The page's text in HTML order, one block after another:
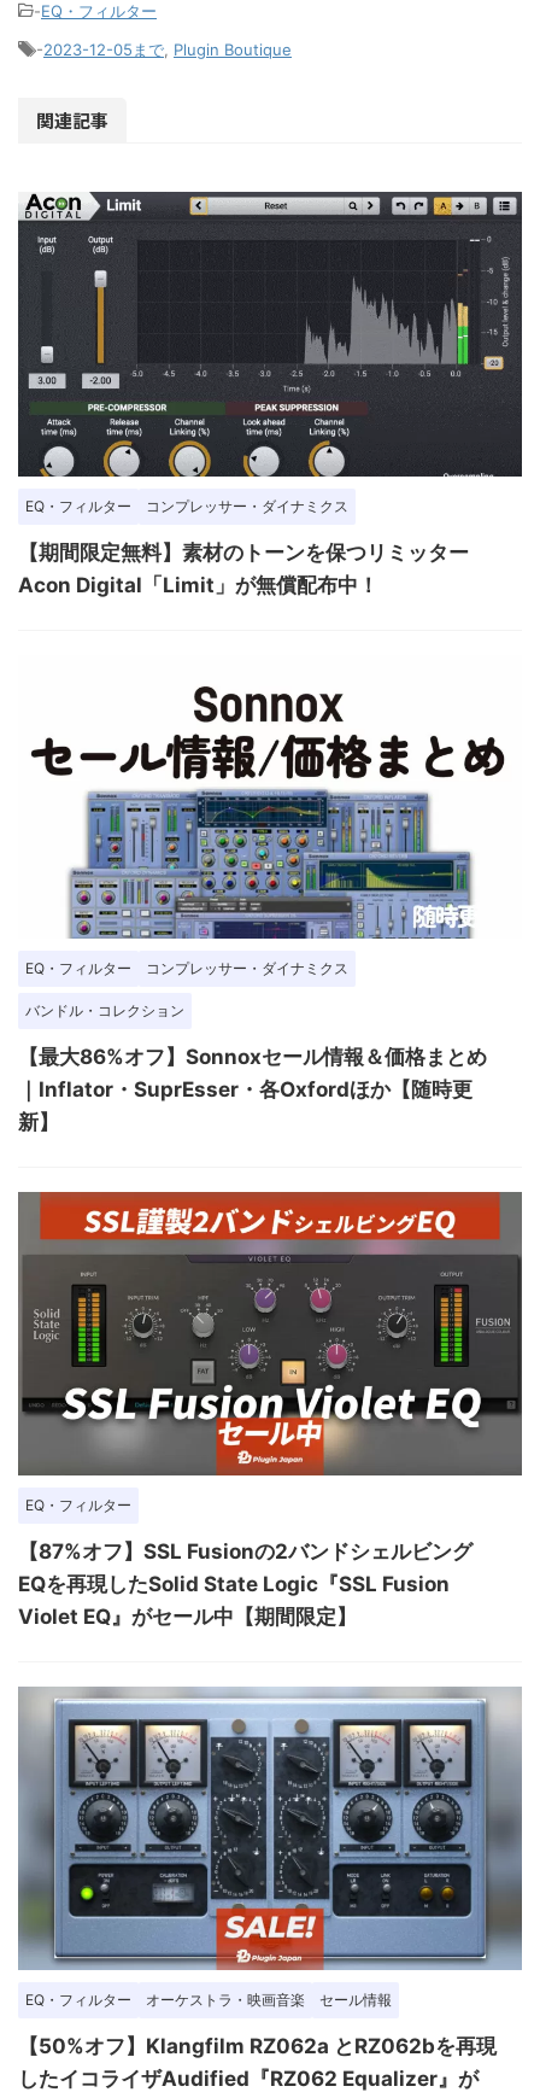
-EQ・フィルター
-2023-12-05まで, Plugin Boutique
関連記事
EQ・フィルター コンプレッサー・ダイナミクス
【期間限定無料】素材のトーンを保つリミッター
Acon Digital「Limit」が無償配布中！
EQ・フィルター コンプレッサー・ダイナミクス
バンドル・コレクション
【最大86%オフ】Sonnoxセール情報＆価格まとめ
｜Inflator・SuprEsser・各Oxfordほか【随時更
新】
EQ・フィルター
【87%オフ】SSL Fusionの2バンドシェルビング
EQを再現したSolid State Logic『SSL Fusion
Violet EQ』がセール中【期間限定】
EQ・フィルター オーケストラ・映画音楽 セール情報
【50%オフ】Klangfilm RZ062a とRZ062bを再現
したイコライザAudified『RZ062 Equalizer』が